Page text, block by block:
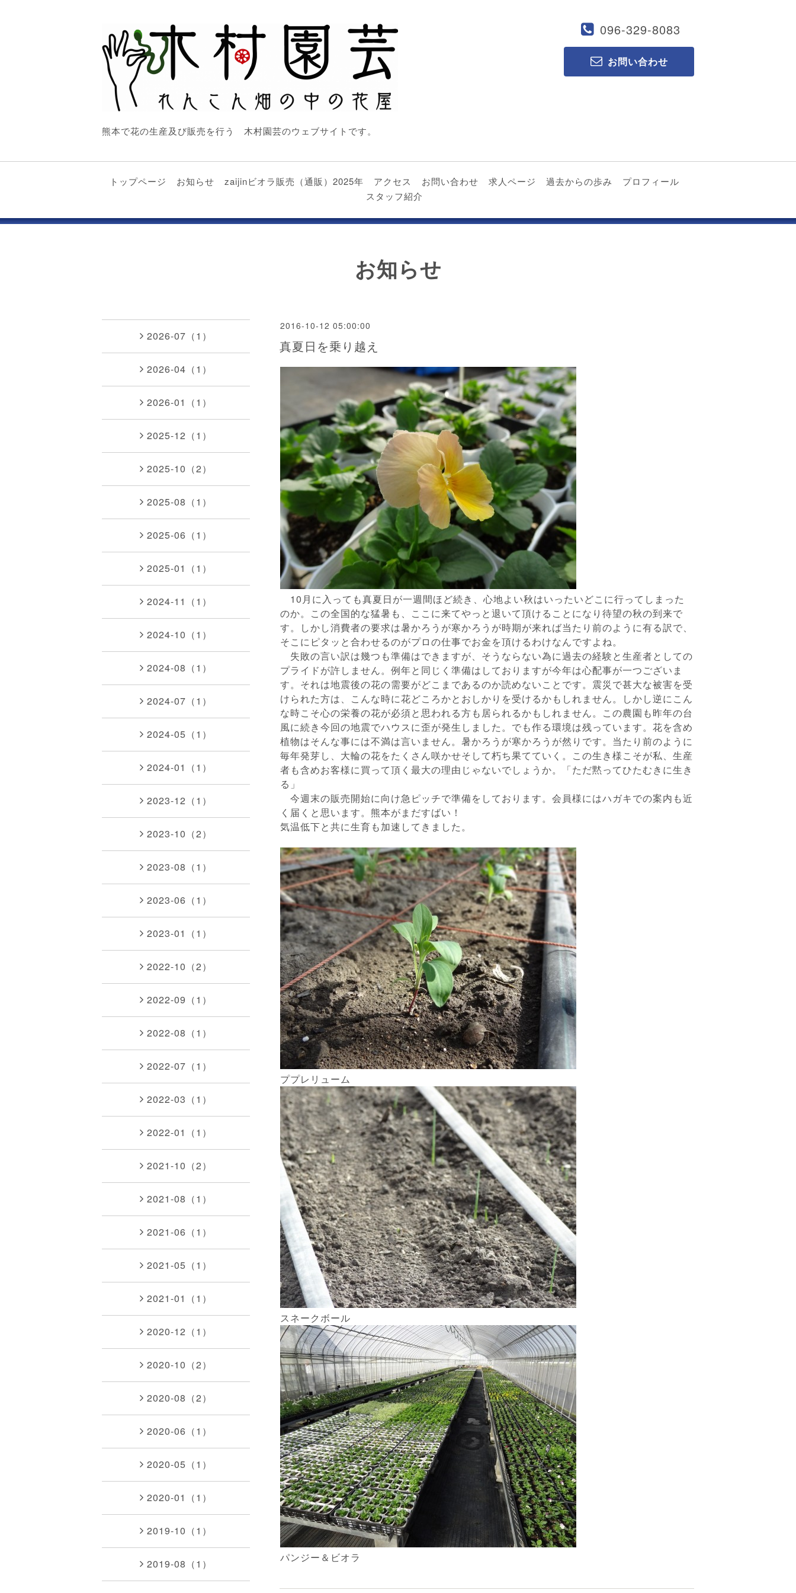
096-329-8083
お問い合わせ
熊本で花の生産及び販売を行う 木村園芸のウェブサイトです。
トップページ お知らせ zaijinビオラ販売（通販）2025年 アクセス お問い合わせ 求人ページ 過去からの歩み
プロフィール
スタッフ紹介
お知らせ
2016-10-12 05:00:00
真夏日を乗り越え
10月に入っても真夏日が一週間ほど続き、心地よい秋はいったいどこに行ってしまった
のか。この全国的な猛暑も、ここに来てやっと退いて頂けることになり待望の秋の到来で
す。しかし消費者の要求は暑かろうが寒かろうが時期が来れば当たり前のように有る訳で、
そこにピタッと合わせるのがプロの仕事でお金を頂けるわけなんですよね。
失敗の言い訳は幾つも準備はできますが、そうならない為に過去の経験と生産者としての
プライドが許しません。例年と同じく準備はしておりますが今年は心配事が一つございま
す。それは地震後の花の需要がどこまであるのか読めないことです。震災で甚大な被害を受
けられた方は、こんな時に花どころかとおしかりを受けるかもしれません。しかし逆にこん
な時こそ心の栄養の花が必須と思われる方も居られるかもしれません。この農園も昨年の台
風に続き今回の地震でハウスに歪が発生しました。でも作る環境は残っています。花を含め
植物はそんな事には不満は言いません。暑かろうが寒かろうが然りです。当たり前のように
毎年発芽し、大輪の花をたくさん咲かせそして朽ち果てていく。この生き様こそが私、生産
者も含めお客様に買って頂く最大の理由じゃないでしょうか。「ただ黙ってひたむきに生き
る」
今週末の販売開始に向け急ピッチで準備をしております。会員様にはハガキでの案内も近
く届くと思います。熊本がまだすばい！
気温低下と共に生育も加速してきました。
ププレリューム
スネークボール
パンジー＆ビオラ
2026-07（1）
2026-04（1）
2026-01（1）
2025-12（1）
2025-10（2）
2025-08（1）
2025-06（1）
2025-01（1）
2024-11（1）
2024-10（1）
2024-08（1）
2024-07（1）
2024-05（1）
2024-01（1）
2023-12（1）
2023-10（2）
2023-08（1）
2023-06（1）
2023-01（1）
2022-10（2）
2022-09（1）
2022-08（1）
2022-07（1）
2022-03（1）
2022-01（1）
2021-10（2）
2021-08（1）
2021-06（1）
2021-05（1）
2021-01（1）
2020-12（1）
2020-10（2）
2020-08（2）
2020-06（1）
2020-05（1）
2020-01（1）
2019-10（1）
2019-08（1）